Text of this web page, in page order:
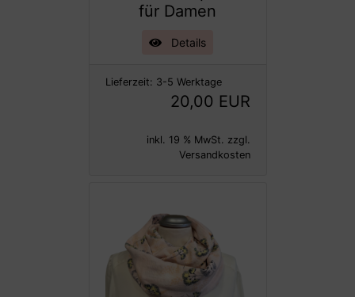
für Damen
Details
Lieferzeit: 3-5 Werktage
20,00 EUR
inkl. 19 % MwSt. zzgl.
Versandkosten